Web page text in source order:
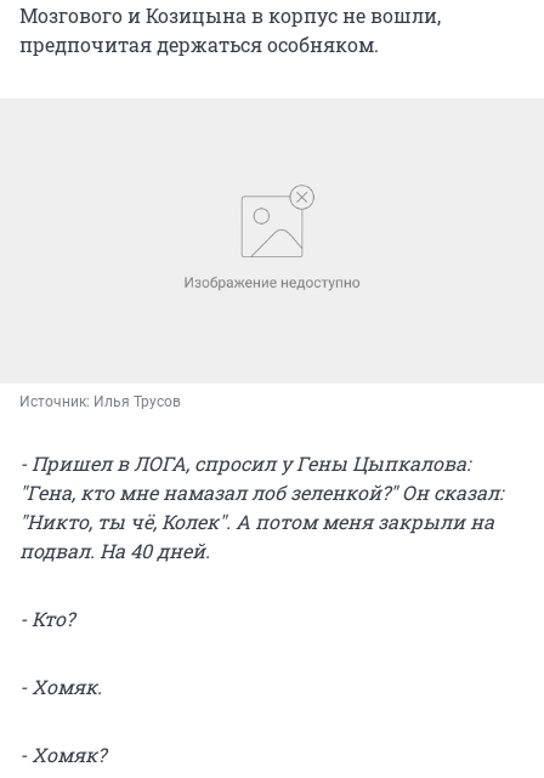
Мозгового и Козицына в корпус не вошли,
предпочитая держаться особняком.
Источник: Илья Трусов
- Пришел в ЛОГА, спросил у Гены Цыпкалова:
"Гена, кто мне намазал лоб зеленкой?" Он сказал:
"Никто, ты чё, Колек". А потом меня закрыли на
подвал. На 40 дней.
- Кто?
- Хомяк.
- Хомяк?